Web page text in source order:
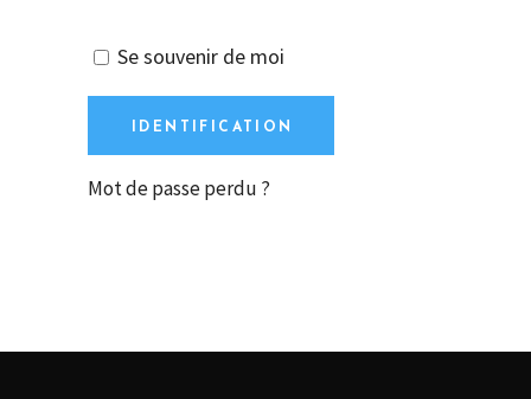
Se souvenir de moi
IDENTIFICATION
Mot de passe perdu ?